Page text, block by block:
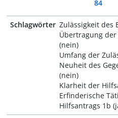
84
Schlagwörter Zulässigkeit des
Übertragung
(nein)
Umfang der
Neuheit des
(nein)
Klarheit der
Erfinderische
Hilfsantrags 1b